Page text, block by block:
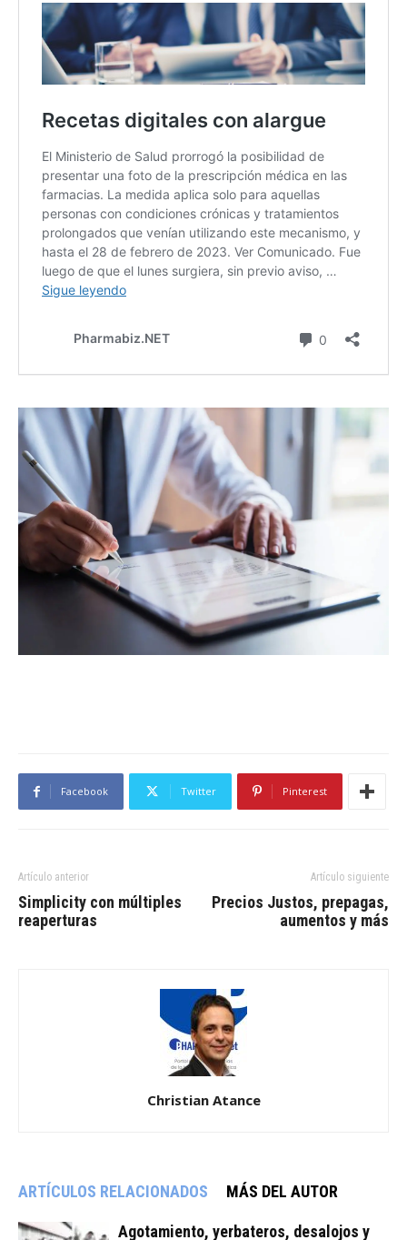
Facebook Twitter Pinterest
Artículo anterior
Simplicity con múltiples
reaperturas
Artículo siguiente
Precios Justos, prepagas,
aumentos y más
Christian Atance
ARTÍCULOS RELACIONADOS MÁS DEL AUTOR
Agotamiento, yerbateros, desalojos y